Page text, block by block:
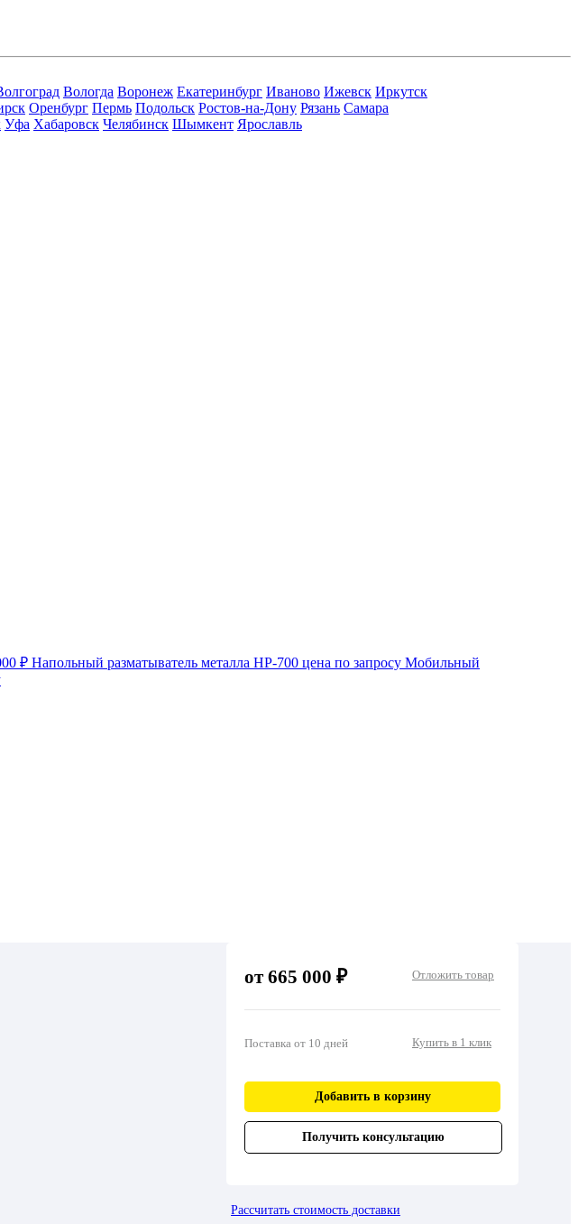
Вологда Воронеж Екатеринбург Иваново Ижевск Иркутск
Оренбург Пермь Подольск Ростов-на-Дону Рязань Самара
Уфа Хабаровск Челябинск Шымкент Ярославль
₽ Напольный разматыватель металла HP-700 цена по запросу Мобильный
от 665 000 ₽ Отложить товар
Поставка от 10 дней Купить в 1 клик
Добавить в корзину
Получить консультацию
Рассчитать стоимость доставки